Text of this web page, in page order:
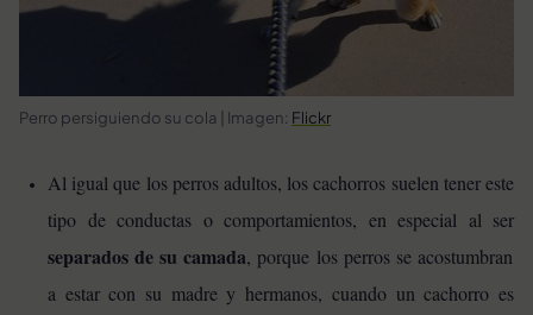
Perro persiguiendo su cola | Imagen: Flickr
Al igual que los perros adultos, los cachorros suelen tener este
tipo de conductas o comportamientos, en especial al ser
separados de su camada, porque los perros se acostumbran
a estar con su madre y hermanos, cuando un cachorro es